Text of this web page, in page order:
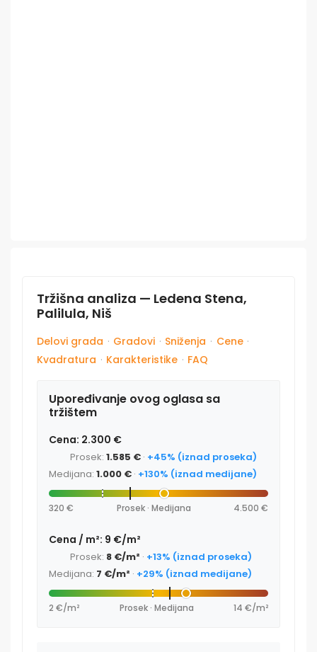
Tržišna analiza — Ledena Stena,
Palilula, Niš
Delovi grada · Gradovi · Sniženja · Cene ·
Kvadratura · Karakteristike · FAQ
Upoređivanje ovog oglasa sa
tržištem
Cena: 2.300 €
Prosek: 1.585 € · +45% (iznad proseka)
Medijana: 1.000 € · +130% (iznad medijane)
320 € Prosek · Medijana 4.500 €
Cena / m²: 9 €/m²
Prosek: 8 €/m² · +13% (iznad proseka)
Medijana: 7 €/m² · +29% (iznad medijane)
2 €/m² Prosek · Medijana 14 €/m²